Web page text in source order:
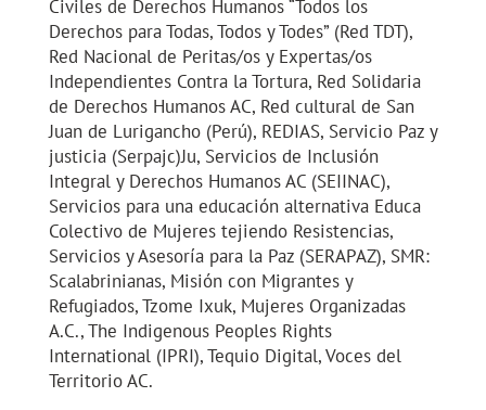
Civiles de Derechos Humanos “Todos los
Derechos para Todas, Todos y Todes” (Red TDT),
Red Nacional de Peritas/os y Expertas/os
Independientes Contra la Tortura, Red Solidaria
de Derechos Humanos AC, Red cultural de San
Juan de Lurigancho (Perú), REDIAS, Servicio Paz y
justicia (Serpajc)Ju, Servicios de Inclusión
Integral y Derechos Humanos AC (SEIINAC),
Servicios para una educación alternativa Educa
Colectivo de Mujeres tejiendo Resistencias,
Servicios y Asesoría para la Paz (SERAPAZ), SMR:
Scalabrinianas, Misión con Migrantes y
Refugiados, Tzome Ixuk, Mujeres Organizadas
A.C., The Indigenous Peoples Rights
International (IPRI), Tequio Digital, Voces del
Territorio AC.